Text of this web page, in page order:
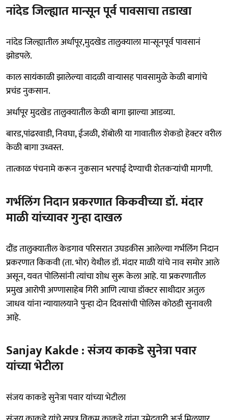
नांदेड जिल्ह्यात मान्सून पूर्व पावसाचा तडाखा
नांदेड जिल्ह्यातील अर्धापूर,मुदखेड तालुक्याला मान्सूनपूर्व पावसानं
झोडपले.
काल सायंकाळी झालेल्या वादळी वाऱ्यासह पावसामुळे केळी बागांचे
प्रचंड नुकसान.
अर्धापूर मुदखेड तालुक्यातील केळी बागा झाल्या आडव्या.
बारड,पांढरवाडी, निवघा, ईजळी, शेंबोली या गावातील शेकडो हेक्टर वरील
केळी बागा उध्वस्त.
तात्काळ पंचनामे करून नुकसान भरपाई देण्याची शेतकऱ्यांची मागणी.
गर्भलिंग निदान प्रकरणात किकवीच्या डॉ. मंदार
माळी यांच्यावर गुन्हा दाखल
दौंड तालुक्यातील केडगाव परिसरात उघडकीस आलेल्या गर्भलिंग निदान
प्रकरणात किकवी (ता. भोर) येथील डॉ. मंदार माळी यांचे नाव समोर आले
असून, यवत पोलिसांनी त्यांचा शोध सुरू केला आहे. या प्रकरणातील
प्रमुख आरोपी अण्णासाहेब गिरी आणि त्याचा डॉक्टर साथीदार अतुल
जाधव यांना न्यायालयाने पुन्हा दोन दिवसांची पोलिस कोठडी सुनावली
आहे.
Sanjay Kakde : संजय काकडे सुनेत्रा पवार
यांच्या भेटीला
संजय काकडे सुनेत्रा पवार यांच्या भेटीला